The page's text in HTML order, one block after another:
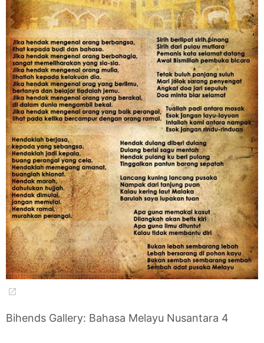
Bihends Gallery: Bahasa Melayu Nusantara 4